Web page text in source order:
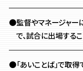
●監督やマネージャー
で、試合に出場する
●「あいことば」で取